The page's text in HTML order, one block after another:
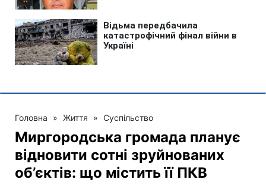
Головна » Життя » Суспільство
Миргородська громада планує
відновити сотні зруйнованих
об’єктів: що містить її ПКВ